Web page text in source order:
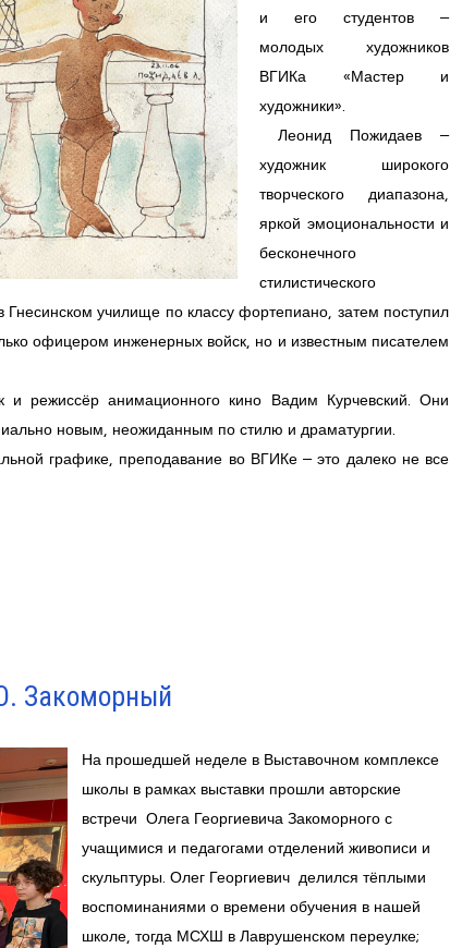
и его студентов –
молодых художников
ВГИКа «Мастер и
художники».
Леонид Пожидаев –
художник широкого
творческого диапазона,
яркой эмоциональности и
бесконечного
стилистического
училище по классу фортепиано, затем поступил
офицером инженерных войск, но и известным писателем
режиссёр анимационного кино Вадим Курчевский. Они
новым, неожиданным по стилю и драматургии.
графике, преподавание во ВГИКе – это далеко не все
Закоморный
На прошедшей неделе в Выставочном комплексе
школы в рамках выставки прошли авторские
встречи Олега Георгиевича Закоморного с
учащимися и педагогами отделений живописи и
скульптуры. Олег Георгиевич делился тёплыми
воспоминаниями о времени обучения в нашей
школе, тогда МСХШ в Лаврушенском переулке;